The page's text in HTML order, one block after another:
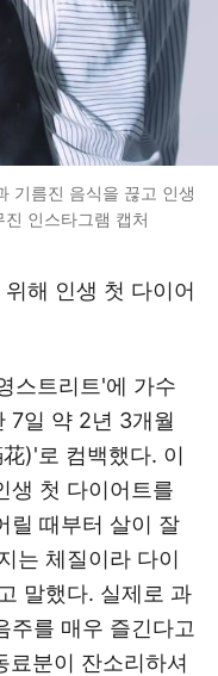
기름진 음식을 끊고 인생
인스타그램 캡처
해 인생 첫 다이어
스트리트'에 가수
7일 약 2년 3개월
)'로 컴백했다. 이
생 첫 다이어트를
릴 때부터 살이 잘
는 체질이라 다이
말했다. 실제로 과
주를 매우 즐긴다고
료분이 잔소리하셔